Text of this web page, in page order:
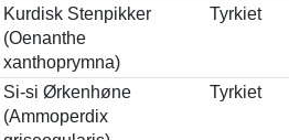
Kurdisk Stenpikker
(Oenanthe
xanthoprymna)
Tyrkiet
Si-si Ørkenhøne
(Ammoperdix
Tyrkiet